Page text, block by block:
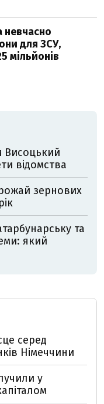
невчасно
для ЗСУ,
мільйонів
Висоцький
відомства
зернових
та
який
серед
Німеччини
у